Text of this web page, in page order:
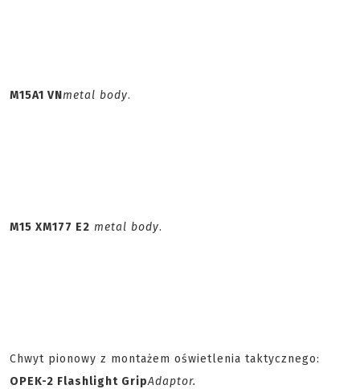
M15A1 VNmetal body.
M15 XM177 E2 metal body.
Chwyt pionowy z montażem oświetlenia taktycznego:
OPEK-2 Flashlight GripAdaptor.